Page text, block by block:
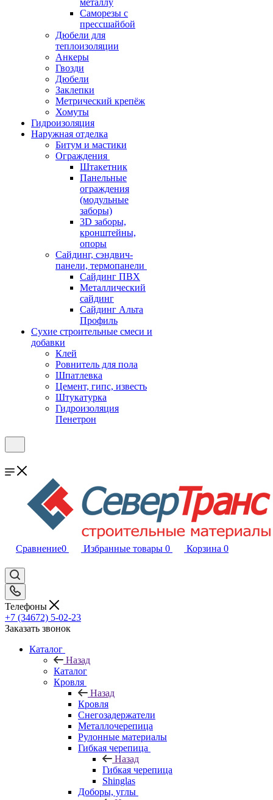
металлу
Саморезы с
прессшайбой
Дюбели для
теплоизоляции
Анкеры
Гвозди
Дюбели
Заклепки
Метрический крепёж
Хомуты
Гидроизоляция
Наружная отделка
Битум и мастики
Ограждения
Штакетник
Панельные
ограждения
(модульные
заборы)
3D заборы,
кронштейны,
опоры
Cайдинг, сэндвич-
панели, термопанели
Сайдинг ПВХ
Металлический
сайдинг
Сайдинг Альта
Профиль
Сухие строительные смеси и
добавки
Клей
Ровнитель для пола
Шпатлевка
Цемент, гипс, известь
Штукатурка
Гидроизоляция
Пенетрон
Сравнение0 Избранные товары 0 Корзина 0
Телефоны
+7 (34672) 5-02-23
Заказать звонок
Каталог
Назад
Каталог
Кровля
Назад
Кровля
Снегозадержатели
Металлочерепица
Рулонные материалы
Гибкая черепица
Назад
Гибкая черепица
Shinglas
Доборы, углы